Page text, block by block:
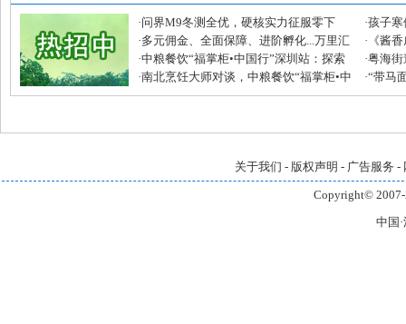
·问界M9冬测全优，硬核实力征服零下
30°C极寒
·孩子寒
荐
·多元佣金、全面保障、进阶孵化...万里汇
发布全球合伙人招募令
· 《酱
·中粮餐饮“福掌柜•中国行”深圳站：探索
南北风味融合创新的活力密码
·粤海街
动圆满
·南北烹饪大师对谈，中粮餐饮“福掌柜•中
国行”深圳站共话京粤菜系融合之美
·“带马
场主题
关于我们 - 版权声明 - 广告服务 -
Copyright©
中国